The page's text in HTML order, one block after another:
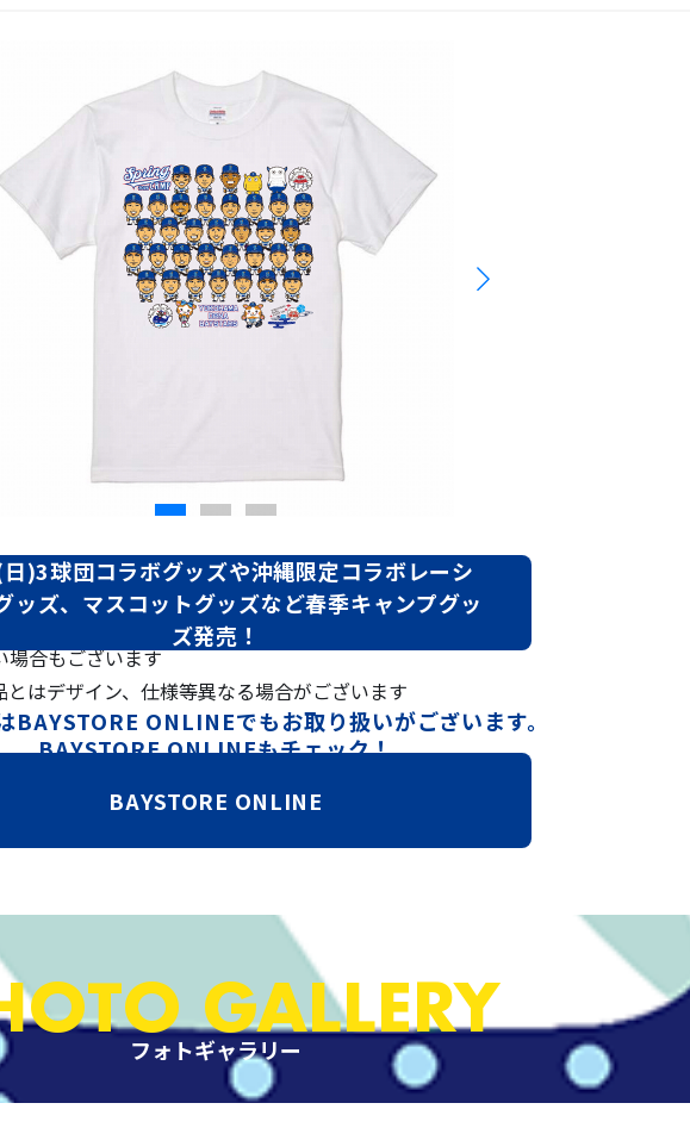
)3球団コラボグッズや沖縄限定コラボレーシ
ッズ、マスコットグッズなど春季キャンプグッ
ズ発売！
合もございます
はデザイン、仕様等異なる場合がございます
BAYSTORE ONLINEでもお取り扱いがございます。
BAYSTORE ONLINEもチェック！
BAYSTORE ONLINE
GALLERY
フォトギャラリー